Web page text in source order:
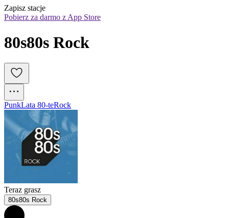
Zapisz stacje
Pobierz za darmo z App Store
80s80s Rock
PunkLata 80-teRock
Teraz grasz
80s80s Rock